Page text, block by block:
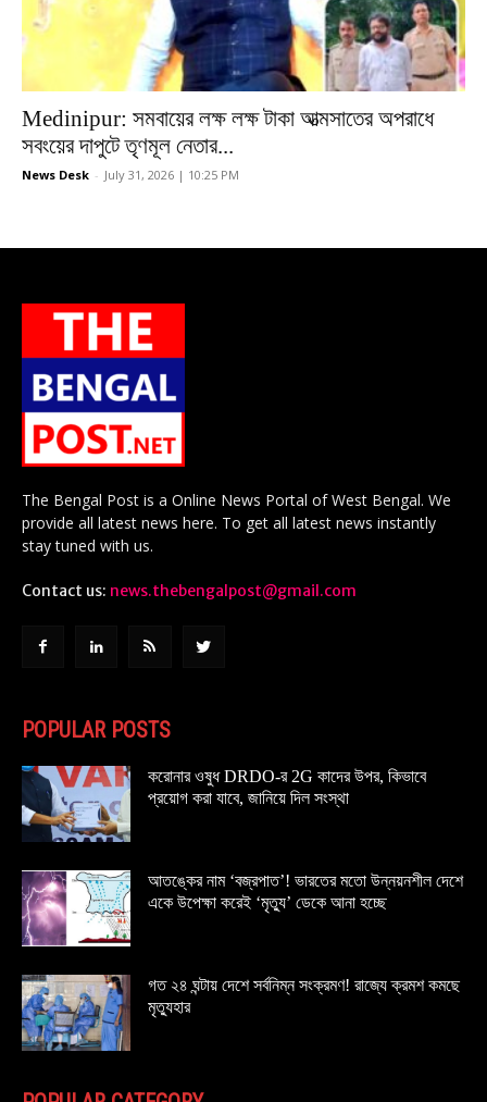
Medinipur: সমবায়ের লক্ষ লক্ষ টাকা আত্মসাতের অপরাধে
সবংয়ের দাপুটে তৃণমূল নেতার...
News Desk - July 31, 2026 | 10:25 PM
The Bengal Post is a Online News Portal of West Bengal. We
provide all latest news here. To get all latest news instantly
stay tuned with us.
Contact us: news.thebengalpost@gmail.com
POPULAR POSTS
করোনার ওষুধ DRDO-র 2G কাদের উপর, কিভাবে
প্রয়োগ করা যাবে, জানিয়ে দিল সংস্থা
আতঙ্কের নাম ‘বজ্রপাত’! ভারতের মতো উন্নয়নশীল দেশে
একে উপেক্ষা করেই ‘মৃত্যু’ ডেকে আনা হচ্ছে
গত ২৪ ঘন্টায় দেশে সর্বনিম্ন সংক্রমণ! রাজ্যে ক্রমশ কমছে
মৃত্যুহার